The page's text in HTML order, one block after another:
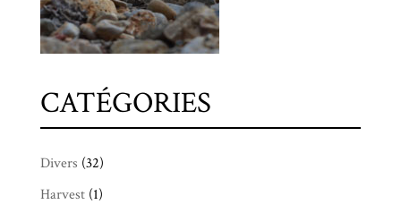
CATÉGORIES
Divers (32)
Harvest(1)